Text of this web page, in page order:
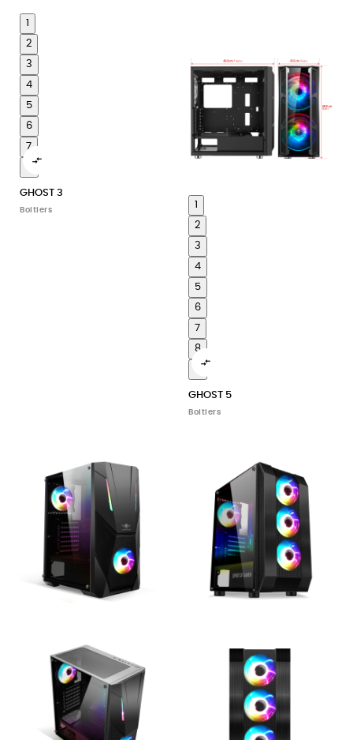
2
3
4
5
6
7

GHOST 3
Boitiers
2
3
4
5
6
7
8

GHOST 5
Boitiers